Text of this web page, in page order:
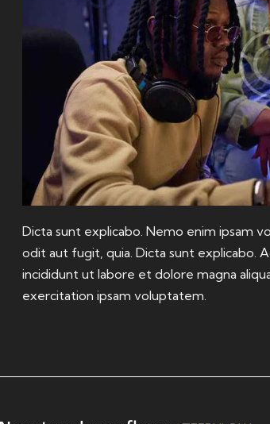
Dicta sunt explicabo. Nemo enim ipsam
odit aut fugit, quia. Dicta sunt explicabo.
incididunt ut labore et dolore magna
exercitation ipsam voluptatem.